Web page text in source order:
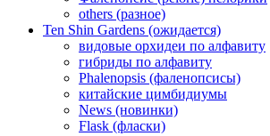
others (разное)
Ten Shin Gardens (ожидается)
видовые орхидеи по алфавиту
гибриды по алфавиту
Phalenopsis (фаленопсисы)
китайские цимбидиумы
News (новинки)
Flask (фласки)